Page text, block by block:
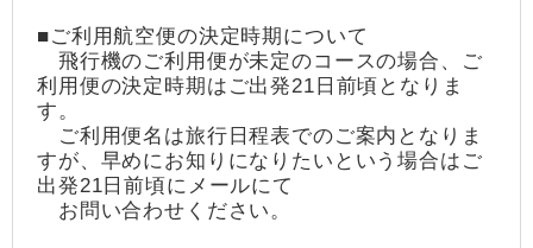
■ご利用航空便の決定時期について
飛行機のご利用便が未定のコースの場合、ご
利用便の決定時期はご出発21日前頃となりま
す。
ご利用便名は旅行日程表でのご案内となりま
すが、早めにお知りになりたいという場合はご
出発21日前頃にメールにて
お問い合わせください。